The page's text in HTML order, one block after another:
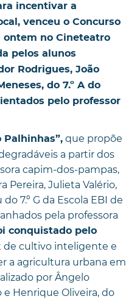
incentivar a
venceu o Concurso
ontem no Cineteatro
pelos alunos
Rodrigues, João
do 7.º A do
pelo professor
Palhinhas”, que propõe
a partir dos
capim-dos-pampas,
Pereira, Julieta Valério,
7.º G da Escola EBI de
pela professora
conquistado pelo
de cultivo inteligente e
a agricultura urbana em
por Ângelo
e Henrique Oliveira, do